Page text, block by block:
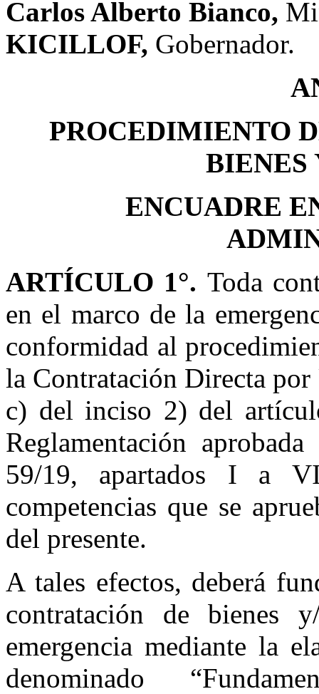
Carlos Alberto Bianco,
KICILLOF, Gobernador.
PROCEDIMIENTO
BIENES
ENCUADRE
ARTÍCULO 1°. Toda
en el marco de la
conformidad al
la Contratación Directa
c) del inciso 2) del
Reglamentación
59/19, apartados I a
competencias que se
del presente.
A tales efectos, deberá
contratación de bienes
emergencia mediante la
denominado